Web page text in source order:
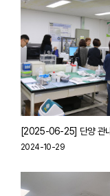
2024-10-29